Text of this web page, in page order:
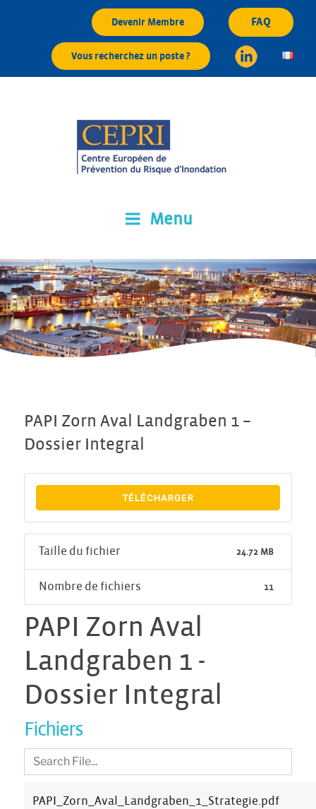
Devenir Membre FAQ
Vous recherchez un poste ?
Menu
PAPI Zorn Aval Landgraben 1 –
Dossier Integral
TÉLÉCHARGER
Taille du fichier 24.72 MB
Nombre de fichiers 11
PAPI Zorn Aval
Landgraben 1 -
Dossier Integral
Fichiers
PAPI_Zorn_Aval_Landgraben_1_Strategie.pdf